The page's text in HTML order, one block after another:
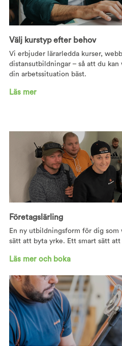
Certifieringsprov, 3 dagar
Katrineholm 02-04 sep 2026
Välj kurstyp efter behov
Vi erbjuder lärarledda kurser,
distansutbildningar – så att du kan
din arbetssituation bäst.
Läs mer
Företagslärling
En ny utbildningsform för dig
sätt att byta yrke. Ett smart sätt att
Läs mer och boka